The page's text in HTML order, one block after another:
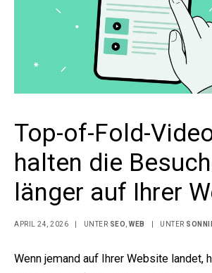
Top-of-Fold-
halten die
länger auf Ihrer
APRIL 24, 2026 UNTER SEO WEB UNTER
Wenn jemand auf Ihrer Website landet,